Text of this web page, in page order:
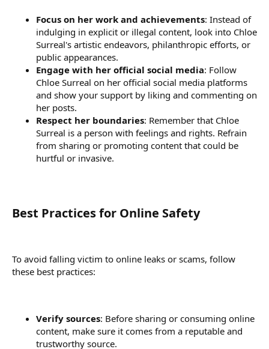
Focus on her work and achievements: Instead of
indulging in explicit or illegal content, look into Chloe
Surreal's artistic endeavors, philanthropic efforts, or
public appearances.
Engage with her official social media: Follow
Chloe Surreal on her official social media platforms
and show your support by liking and commenting on
her posts.
Respect her boundaries: Remember that Chloe
Surreal is a person with feelings and rights. Refrain
from sharing or promoting content that could be
hurtful or invasive.
Best Practices for Online Safety​
To avoid falling victim to online leaks or scams, follow
these best practices:
Verify sources: Before sharing or consuming online
content, make sure it comes from a reputable and
trustworthy source.